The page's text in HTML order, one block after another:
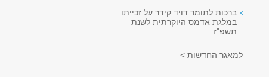
ברכות לתומר דויד קידר על זכייתו
במלגת אדמס היוקרתית לשנת
תשפ"ז
למאגר החדשות >